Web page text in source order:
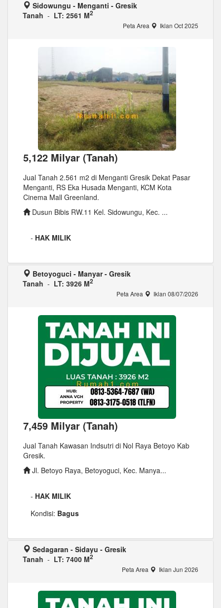
Sidowungu - Menganti - Gresik
Tanah - LT: 2561 M2
Peta Area Iklan Oct 2025
5,122 Milyar (Tanah)
Jual Tanah 2.561 m2 di Menganti Gresik Dekat Pasar
Menganti, RS Eka Husada Menganti, KCM Kota
Cinema Mall Greenland.
Dusun Bibis RW.11 Kel. Sidowungu, Kec. ...
- HAK MILIK
Betoyoguci - Manyar - Gresik
Tanah - LT: 3926 M2
Peta Area Iklan 08/07/2026
7,459 Milyar (Tanah)
Jual Tanah Kawasan Indsutri di Nol Raya Betoyo Kab
Gresik.
Jl. Betoyo Raya, Betoyoguci, Kec. Manya...
- HAK MILIK
Kondisi: Bagus
Sedagaran - Sidayu - Gresik
Tanah - LT: 7400 M2
Peta Area Iklan Jun 2026